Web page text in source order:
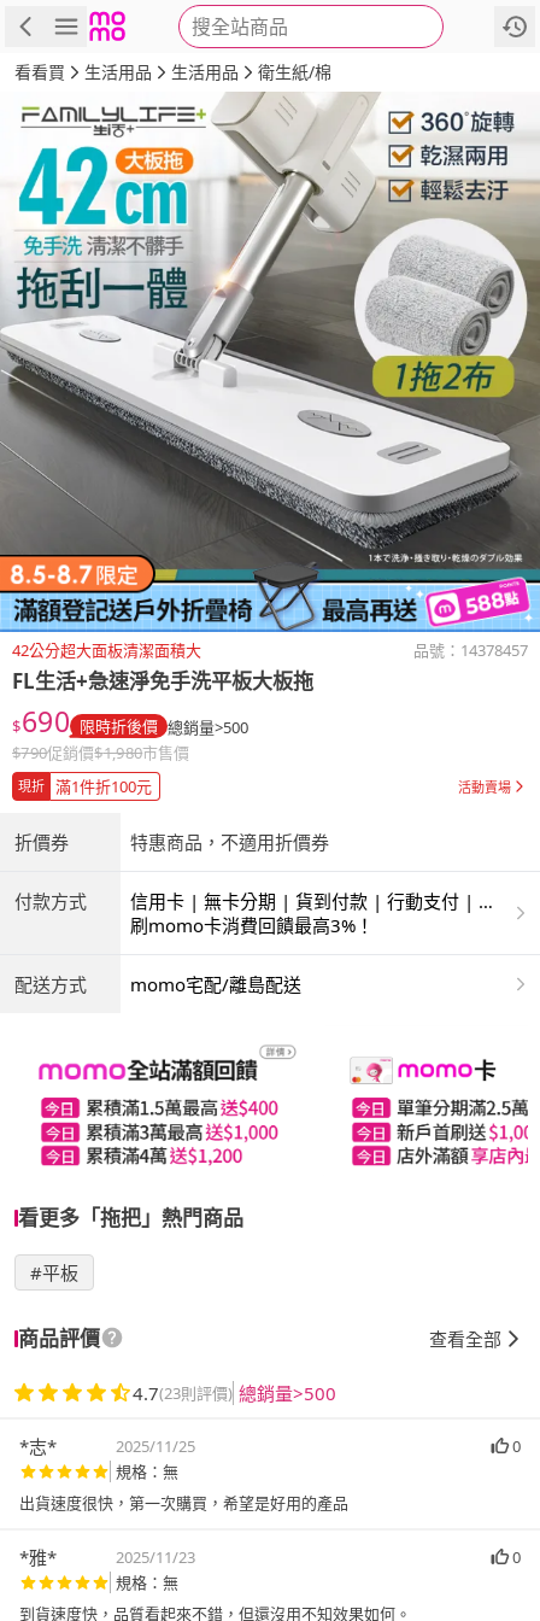
搜全站商品
商品 評價 詳情
看看買 生活用品 生活用品 衛生紙/棉
42公分超大面板清潔面積大 品號： 14378457
FL生活+急速淨免手洗平板大板拖
$690 限時折後價 總銷量>500
$790促銷價$1,980市售價
現折 滿1件折100元 活動賣場
折價券 特惠商品，不適用折價券
付款方式
信用卡 | 無卡分期 | 貨到付款 | 行動支付 | 超
商付款 | ATM | 銀聯卡
刷momo卡消費回饋最高3%！
配送方式 momo宅配/離島配送
看更多「拖把」熱門商品
#平板
商品評價 查看全部
4.7(23則評價) 總銷量>500
*志* 2025/11/25
0
規格：無
出貨速度很快，第一次購買，希望是好用的產品
*雅* 2025/11/23
0
規格：無
到貨速度快，品質看起來不錯，但還沒用不知效果如何。